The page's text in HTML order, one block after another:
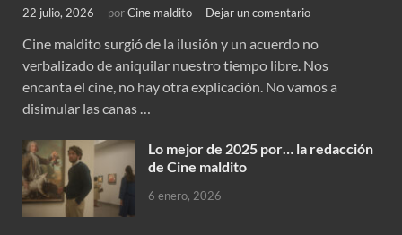
22 julio, 2026 - porCine maldito - Dejar un comentario
Cine maldito surgió de la ilusión y un acuerdo no
verbalizado de aniquilar nuestro tiempo libre. Nos
encanta el cine, no hay otra explicación. No vamos a
disimular las canas …
Lo mejor de 2025 por… la redacción
de Cine maldito
6 enero, 2026